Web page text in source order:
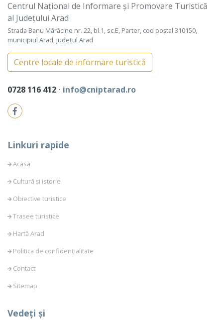
Centrul Național de Informare și Promovare Turistică
al Județului Arad
Strada Banu Mărăcine nr. 22, bl.1, sc.E, Parter, cod poștal 310150,
municipiul Arad, județul Arad
Centre locale de informare turistică
0728 116 412 ⋅ info@cniptarad.ro
Linkuri rapide
Acasă
Cultură și istorie
Obiective turistice
Trasee turistice
Hartă Arad
Politica de confidențialitate
Contact
Sitemap
Vedeți și